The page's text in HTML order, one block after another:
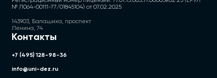
№ Л064-00111-77/01845104) от 07.02.2025
143903, Балашиха, проспект
Ленина, 74
Контакты
+7 (495) 128-98-36
info@uni-dez.ru